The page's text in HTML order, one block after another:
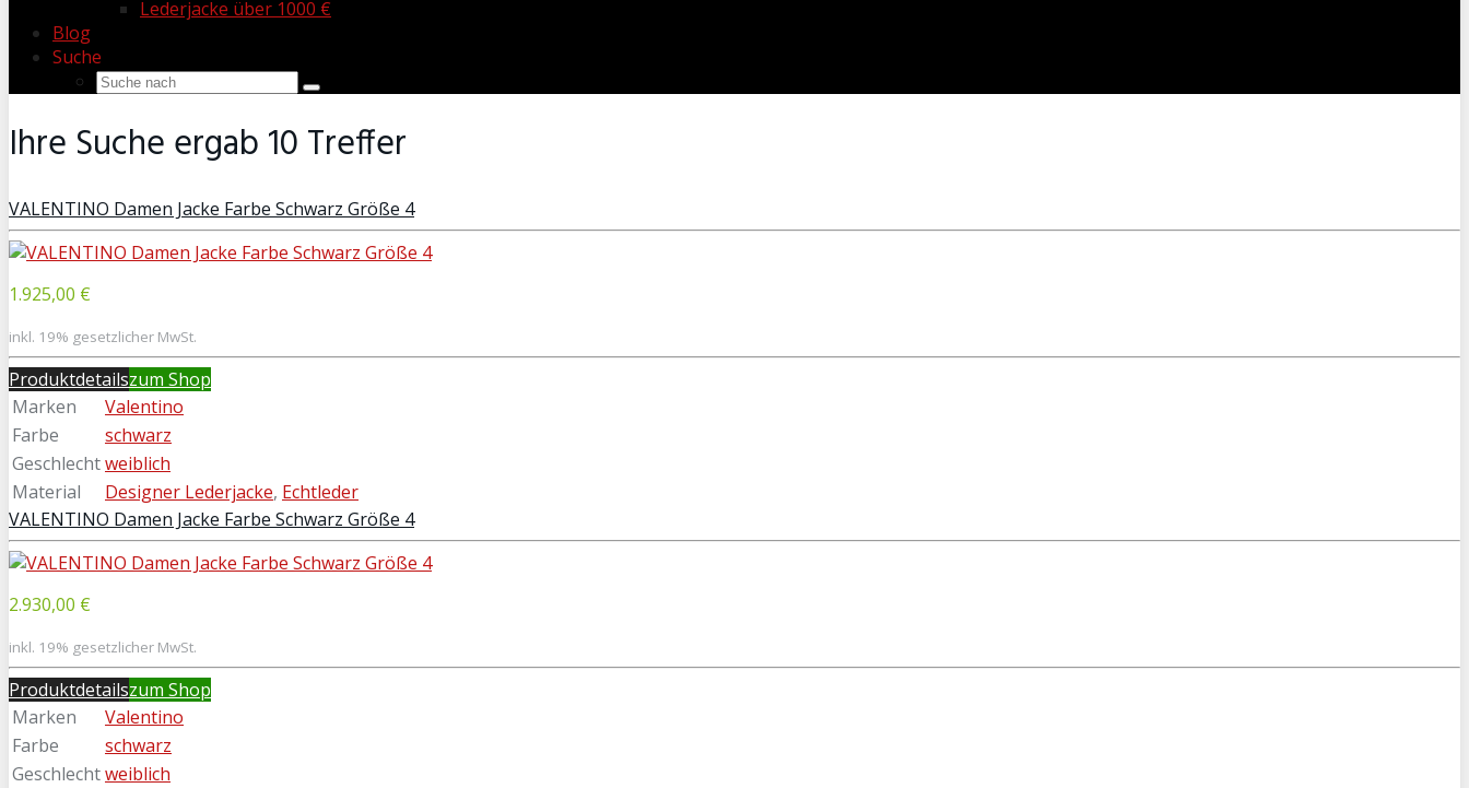
Lederjacke über 1000 €
Blog
Suche
Ihre Suche ergab10Treffer
VALENTINO Damen Jacke Farbe Schwarz Größe 4
1.925,00 €
inkl. 19% gesetzlicher MwSt.
Produktdetailszum Shop
Marken
Valentino
Farbe
schwarz
Geschlechtweiblich
Material
Designer Lederjacke, Echtleder
VALENTINO Damen Jacke Farbe Schwarz Größe 4
2.930,00 €
inkl. 19% gesetzlicher MwSt.
Produktdetailszum Shop
Marken
Valentino
Farbe
schwarz
Geschlechtweiblich